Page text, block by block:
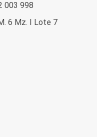
003 998
6 Mz. I Lote 7